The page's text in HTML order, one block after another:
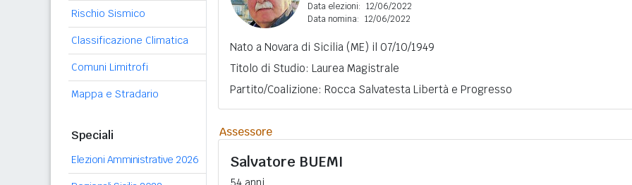
Rischio Sismico
Classificazione Climatica
Comuni Limitrofi
Mappa e Stradario
Speciali
Elezioni Amministrative 2026
Data elezioni: 12/06/2022
Data nomina: 12/06/2022
Nato a Novara di Sicilia (ME) il 07/10/1949
Titolo di Studio: Laurea Magistrale
Partito/Coalizione: Rocca Salvatesta Libertà e Progresso
Assessore
Salvatore BUEMI